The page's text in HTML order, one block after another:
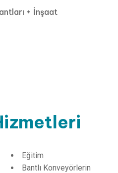
+ İnşaat
Eğitim
Bantlı Konveyörlerin